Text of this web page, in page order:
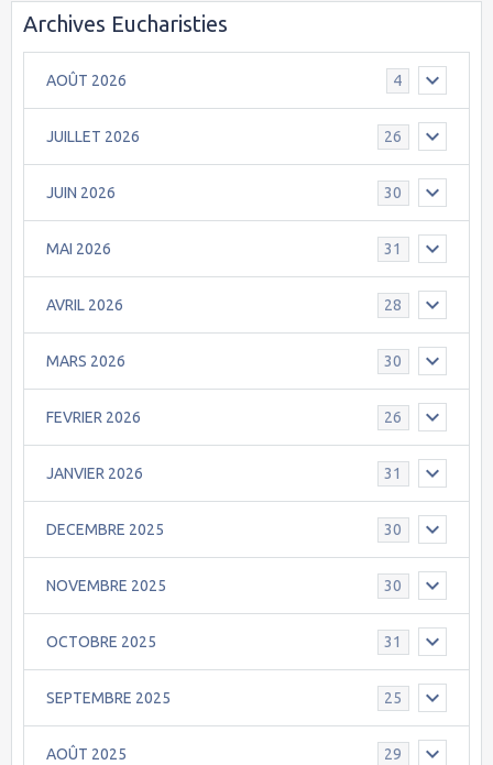
Archives Eucharisties
AOÛT 2026 4
JUILLET 2026 26
JUIN 2026 30
MAI 2026 31
AVRIL 2026 28
MARS 2026 30
FEVRIER 2026 26
JANVIER 2026 31
DECEMBRE 2025 30
NOVEMBRE 2025 30
OCTOBRE 2025 31
SEPTEMBRE 2025 25
AOÛT 2025 29